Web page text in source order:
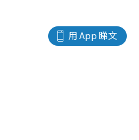
用 App 睇文